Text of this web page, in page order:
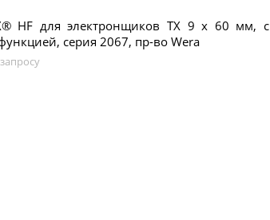
HF для электронщиков TX 9 x 60 мм, с
серия 2067, пр-во Wera